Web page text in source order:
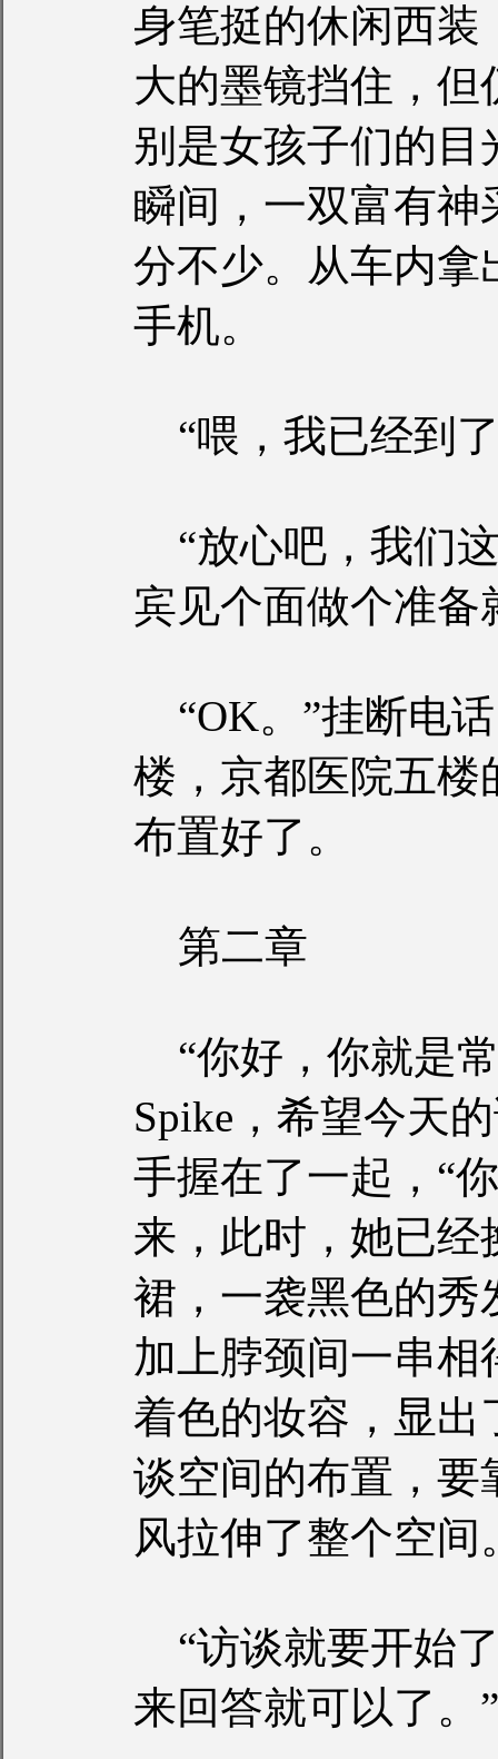
身笔挺的休闲西装
大的墨镜挡住，
别是女孩子们的
瞬间，一双富有神
分不少。从车内拿
手机。
“喂，我已经到
“放心吧，我们
宾见个面做个准备
“OK。”挂断电
楼，京都医院五楼
布置好了。
第二章
“你好，你就是
Spike，希望今天
手握在了一起，“
来，此时，她已经
裙，一袭黑色的秀
加上脖颈间一串
着色的妆容，显出
谈空间的布置，要
风拉伸了整个空间
“访谈就要开始
来回答就可以了。